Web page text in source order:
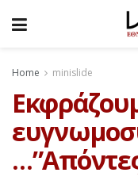
Home minislide